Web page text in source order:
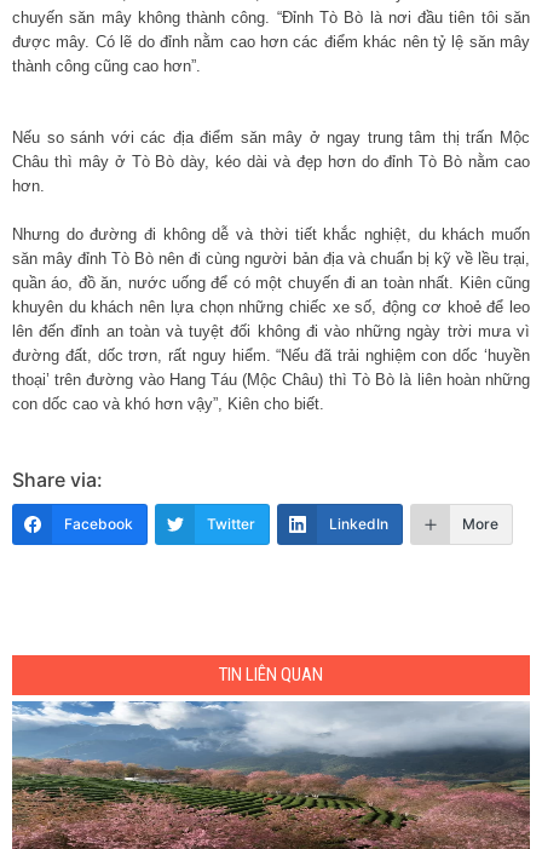
chuyến săn mây không thành công. “Đỉnh Tò Bò là nơi đầu tiên tôi săn
được mây. Có lẽ do đỉnh nằm cao hơn các điểm khác nên tỷ lệ săn mây
thành công cũng cao hơn”.
Nếu so sánh với các địa điểm săn mây ở ngay trung tâm thị trấn Mộc
Châu thì mây ở Tò Bò dày, kéo dài và đẹp hơn do đỉnh Tò Bò nằm cao
hơn.
Nhưng do đường đi không dễ và thời tiết khắc nghiệt, du khách muốn
săn mây đỉnh Tò Bò nên đi cùng người bản địa và chuẩn bị kỹ về lều trại,
quần áo, đồ ăn, nước uống để có một chuyến đi an toàn nhất. Kiên cũng
khuyên du khách nên lựa chọn những chiếc xe số, động cơ khoẻ để leo
lên đến đỉnh an toàn và tuyệt đối không đi vào những ngày trời mưa vì
đường đất, dốc trơn, rất nguy hiểm. “Nếu đã trải nghiệm con dốc ‘huyền
thoại’ trên đường vào Hang Táu (Mộc Châu) thì Tò Bò là liên hoàn những
con dốc cao và khó hơn vậy”, Kiên cho biết.
Share via:
Facebook Twitter LinkedIn More
TIN LIÊN QUAN